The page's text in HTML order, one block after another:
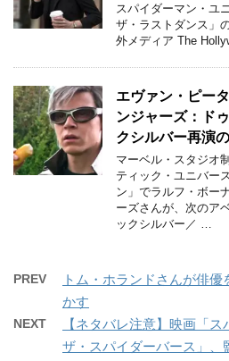
スパイダーマン・ユ
ザ・ラストダンス」
外メディア The
エヴァン・ピー
ンジャーズ：ド
クシルバー再演
マーベル・スタジオ
ティック・ユニバー
ン」でラルフ・ボー
ーズさんが、次のア
ックシルバー／ …
PREV
トム・ホランドさんが俳
かす
NEXT
【ネタバレ注意】映画「
ザ・スパイダーバース」、